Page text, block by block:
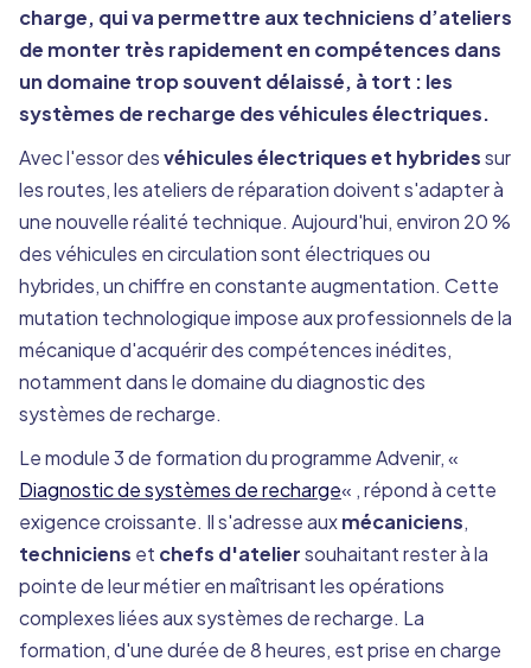
charge, qui va permettre aux techniciens d’ateliers
de monter très rapidement en compétences dans
un domaine trop souvent délaissé, à tort : les
systèmes de recharge des véhicules électriques.
Avec l'essor desvéhicules électriques et hybridessur
les routes, les ateliers de réparation doivent s'adapter à
une nouvelle réalité technique. Aujourd'hui, environ 20 %
des véhicules en circulation sont électriques ou
hybrides, un chiffre en constante augmentation. Cette
mutation technologique impose aux professionnels de la
mécanique d'acquérir des compétences inédites,
notamment dans le domaine du diagnostic des
systèmes de recharge.
Le module 3 de formation du programme Advenir, «
Diagnostic de systèmes de recharge« , répond à cette
exigence croissante. Il s'adresse auxmécaniciens,
techniciens et chefs d'ateliersouhaitant rester à la
pointe de leur métier en maîtrisant les opérations
complexes liées aux systèmes de recharge. La
formation, d'une durée de 8 heures, est prise en charge